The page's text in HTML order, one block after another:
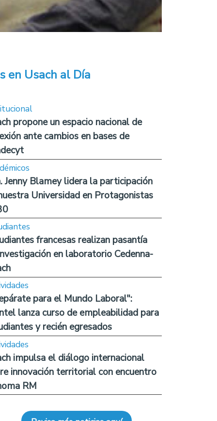
en Usach al Día
propone un espacio nacional de
ante cambios en bases de
Jenny Blamey lidera la participación
Universidad en Protagonistas
francesas realizan pasantía
en laboratorio Cedenna-
para el Mundo Laboral":
lanza curso de empleabilidad para
y recién egresados
impulsa el diálogo internacional
innovación territorial con encuentro
RM